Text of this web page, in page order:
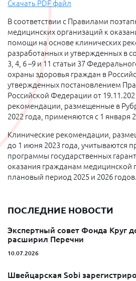
Скачать PDF файл
В соответствии с Правилами
медицинских организаций к
помощи на основе клинических
разработанных и утвержденных в
3, 4, 6 –9 и 11 статьи 37
охраны здоровья граждан в
утвержденных постановлением
Российской Федерации от
рекомендации, размещенные в
2022 года, применяются с 1 января
Клинические рекомендации,
до 1 июня 2023 года, учитываются
программы государственных
оказания гражданам медицинской
плановый период 2025 и 2026 годов.
ПОСЛЕДНИЕ НОВОСТИ
Экспертный совет Фонда Круг
расширил Перечни
10.07.2026
Швейцарская Sobi